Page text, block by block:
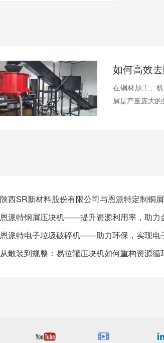
在铜材加工、
屑是产量庞大
从散装到规整：易拉罐压块机如何重构资源循